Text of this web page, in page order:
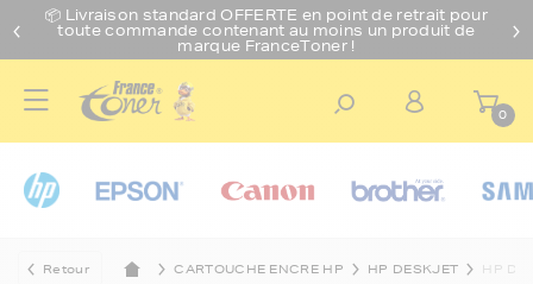
📦 Livraison standard OFFERTE en point de retrait pour
toute commande contenant au moins un produit de
marque FranceToner !
0
Retour CARTOUCHE ENCRE HP HP DESKJET HP